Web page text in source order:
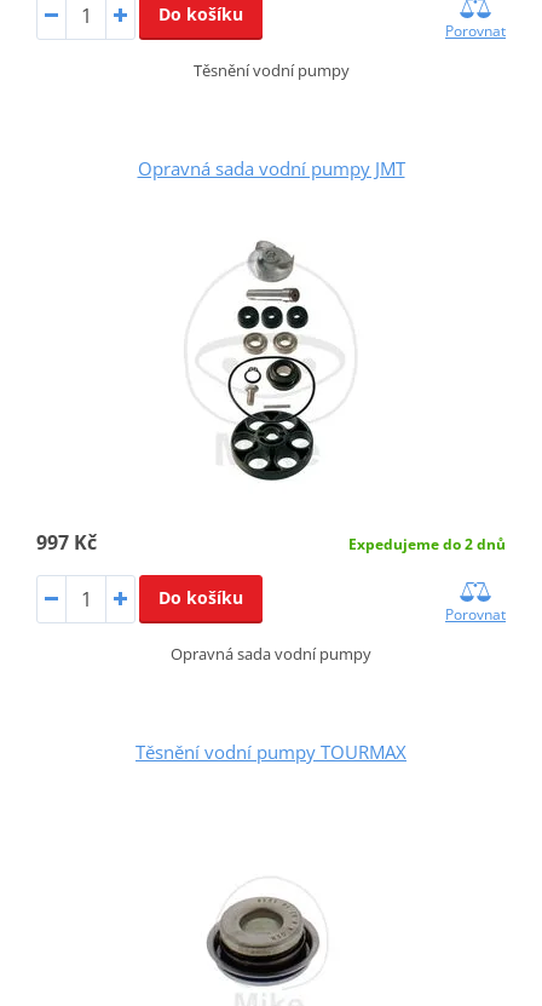
Do košíku
Porovnat
Těsnění vodní pumpy
Opravná sada vodní pumpy JMT
997 Kč Expedujeme do 2 dnů
Do košíku
Porovnat
Opravná sada vodní pumpy
Těsnění vodní pumpy TOURMAX